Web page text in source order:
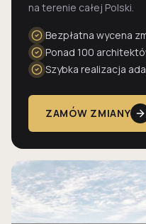
na terenie całej Polski.
Bezpłatna wycena
Ponad 100
Szybka realizacja
ZAMÓW ZMIANY